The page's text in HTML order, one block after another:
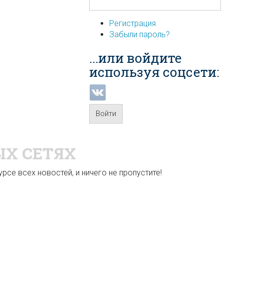
Регистрация
Забыли пароль?
...или войдите
используя соцсети:
Войти
СЕТЯХ
всех новостей, и ничего не пропустите!